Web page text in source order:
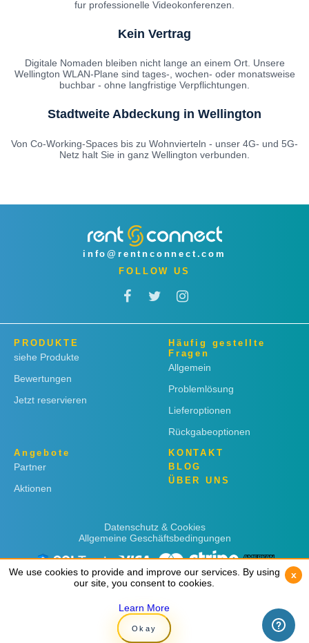
fur professionelle Videokonferenzen.
Kein Vertrag
Digitale Nomaden bleiben nicht lange an einem Ort. Unsere
Wellington WLAN-Plane sind tages-, wochen- oder monatsweise
buchbar - ohne langfristige Verpflichtungen.
Stadtweite Abdeckung in Wellington
Von Co-Working-Spaces bis zu Wohnvierteln - unser 4G- und 5G-
Netz halt Sie in ganz Wellington verbunden.
info@rentnconnect.com
FOLLOW US
PRODUKTE
siehe Produkte
Bewertungen
Jetzt reservieren
Häufig gestellte
Fragen
Allgemein
Problemlösung
Lieferoptionen
Rückgabeoptionen
Angebote
Partner
Aktionen
KONTAKT
BLOG
ÜBER UNS
Datenschutz & Cookies
Allgemeine Geschäftsbedingungen
Copyright © 2019 Rent 'n Connect
We use cookies to provide and improve our services. By using
our site, you consent to cookies.
Learn More
Okay
x
We use cookies to provide and improve our services. By using
our site, you consent to cookies.
Learn More
Okay
x